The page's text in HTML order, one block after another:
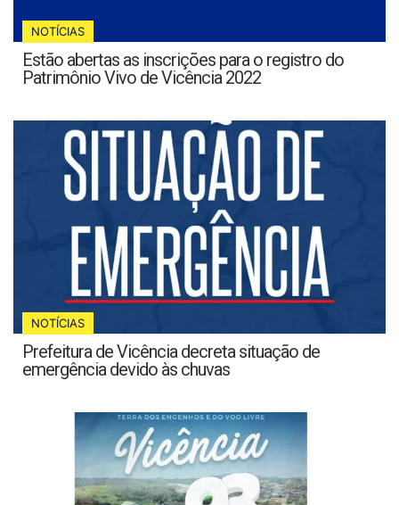
NOTÍCIAS
Estão abertas as inscrições para o registro do
Patrimônio Vivo de Vicência 2022
NOTÍCIAS
Prefeitura de Vicência decreta situação de
emergência devido às chuvas